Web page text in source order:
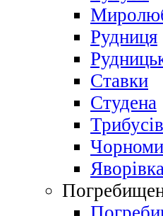
Рудниця
Ставки
Студена